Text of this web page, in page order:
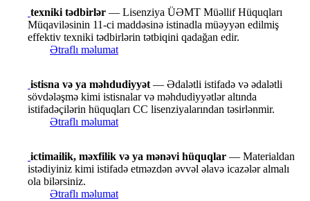
texniki tədbirlər — Lisenziya ÜƏMT Müəllif Hüquqları
Müqaviləsinin 11-ci maddəsinə istinadla müəyyən edilmiş
effektiv texniki tədbirlərin tətbiqini qadağan edir.
Ətraflı məlumat
istisna və ya məhdudiyyət — Ədalətli istifadə və ədalətli
sövdələşmə kimi istisnalar və məhdudiyyətlər altında
istifadəçilərin hüquqları CC lisenziyalarından təsirlənmir.
Ətraflı məlumat
ictimailik, məxfilik və ya mənəvi hüquqlar — Materialdan
istədiyiniz kimi istifadə etməzdən əvvəl əlavə icazələr almalı
ola bilərsiniz.
Ətraflı məlumat